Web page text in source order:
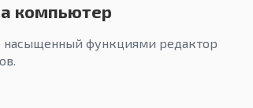
компьютер
насыщенный функциями редактор